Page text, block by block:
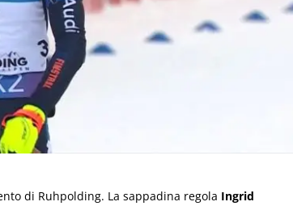
di Ruhpolding. La sappadina regola Ingrid